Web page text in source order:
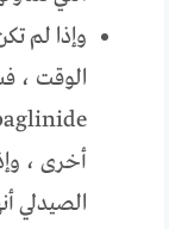
وإذا لم
الوقت ،
أخرى ،
الصيدلي